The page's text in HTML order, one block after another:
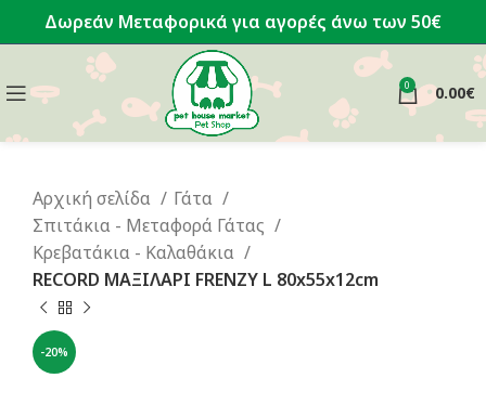
Δωρεάν Μεταφορικά για αγορές άνω των 50€
0 0.00€
Αρχική σελίδα
Γάτα
Σπιτάκια - Μεταφορά Γάτας
Κρεβατάκια - Καλαθάκια
RECORD ΜΑΞΙΛΑΡΙ FRENZY L 80x55x12cm
-20%